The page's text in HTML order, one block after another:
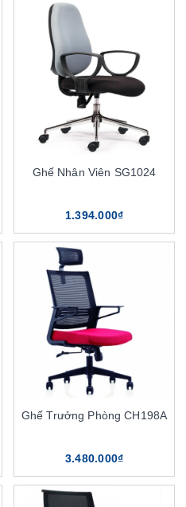
Ghế Nhân Viên SG1024
1.394.000₫
Ghế Trưởng Phòng CH198A
3.480.000₫